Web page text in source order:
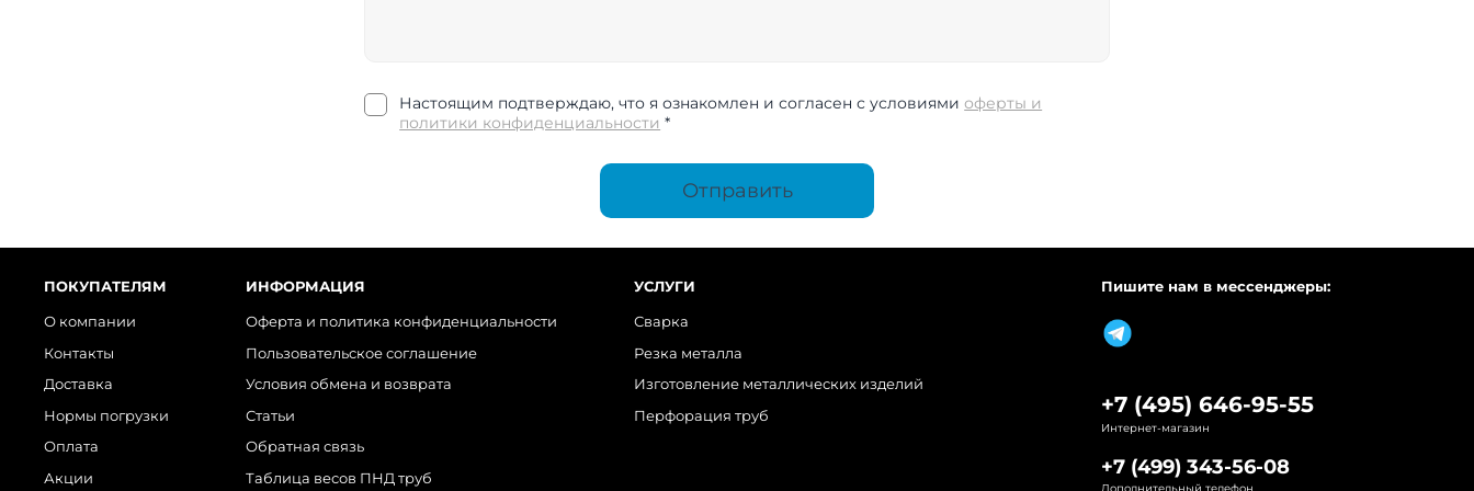
Настоящим подтверждаю, что я ознакомлен и согласен с условиямиоферты и
политики конфиденциальности *
Отправить
ПОКУПАТЕЛЯМ
О компании
Контакты
Доставка
Нормы погрузки
Оплата
Акции
ИНФОРМАЦИЯ
Оферта и политика конфиденциальности
Пользовательское соглашение
Условия обмена и возврата
Статьи
Обратная связь
Таблица весов ПНД труб
УСЛУГИ
Сварка
Резка металла
Изготовление металлических изделий
Перфорация труб
Пишите нам в мессенджеры:
+7 (495) 646-95-55
Интернет-магазин
+7 (499) 343-56-08
Дополнительный телефон